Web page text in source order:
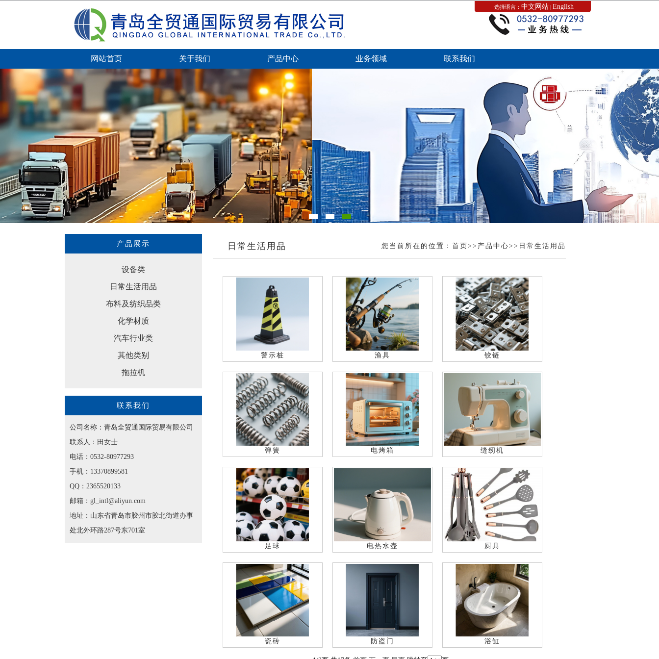
选择语言： 中文网站| English
网站首页 关于我们 产品中心 业务领域 联系我们
产品展示
设备类
日常生活用品
布料及纺织品类
化学材质
汽车行业类
其他类别
拖拉机
联系我们
公司名称：青岛全贸通国际贸易有限公司
联系人：田女士
电话：0532-80977293
手机：13370899581
QQ：2365520133
邮箱：gl_intl@aliyun.com
地址：山东省青岛市胶州市胶北街道办事
处北外环路287号东701室
日常生活用品 您当前所在的位置： 首页 >> 产品中心>> 日常生活用品
警示桩 渔具 铰链
弹簧 电烤箱 缝纫机
足球 电热水壶 厨具
瓷砖 防盗门 浴缸